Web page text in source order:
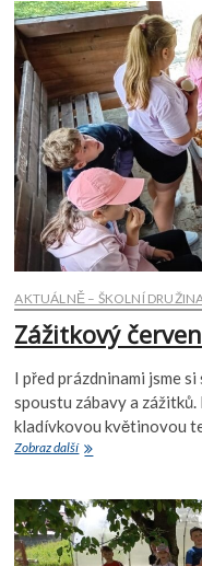
se
školou
AKTUÁLNĚ – ŠKOLNÍ
Zážitkový červen
I před prázdninami jsme
spoustu zábavy a
kladívkovou květinovou
Zobraz dalšíZážitkový